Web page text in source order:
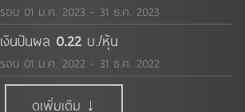
รอบ 01 ม.ค. 2023 - 31 ธ.ค. 2023
เงินปันผล 0.22 บ./หุ้น
รอบ 01 ม.ค. 2022 - 31 ธ.ค. 2022
ดูเพิ่มเติม ↓